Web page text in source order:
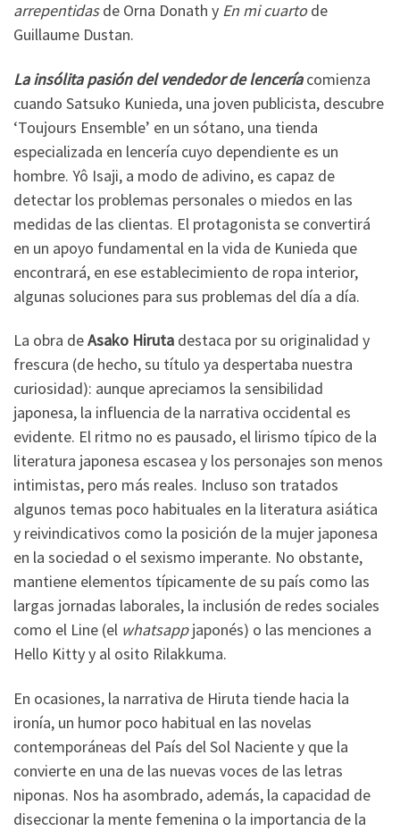
arrepentidasde Orna Donath y En mi cuartode
Guillaume Dustan.
La insólita pasión del vendedor de lencería comienza
cuando Satsuko Kunieda, una joven publicista, descubre
‘Toujours Ensemble’ en un sótano, una tienda
especializada en lencería cuyo dependiente es un
hombre. Yô Isaji, a modo de adivino, es capaz de
detectar los problemas personales o miedos en las
medidas de las clientas. El protagonista se convertirá
en un apoyo fundamental en la vida de Kunieda que
encontrará, en ese establecimiento de ropa interior,
algunas soluciones para sus problemas del día a día.
La obra deAsako Hiruta destaca por su originalidad y
frescura (de hecho, su título ya despertaba nuestra
curiosidad): aunque apreciamos la sensibilidad
japonesa, la influencia de la narrativa occidental es
evidente. El ritmo no es pausado, el lirismo típico de la
literatura japonesa escasea y los personajes son menos
intimistas, pero más reales. Incluso son tratados
algunos temas poco habituales en la literatura asiática
y reivindicativos como la posición de la mujer japonesa
en la sociedad o el sexismo imperante. No obstante,
mantiene elementos típicamente de su país como las
largas jornadas laborales, la inclusión de redes sociales
como el Line (el whatsappjaponés) o las menciones a
Hello Kitty y al osito Rilakkuma.
En ocasiones, la narrativa de Hiruta tiende hacia la
ironía, un humor poco habitual en las novelas
contemporáneas del País del Sol Naciente y que la
convierte en una de las nuevas voces de las letras
niponas. Nos ha asombrado, además, la capacidad de
diseccionar la mente femenina o la importancia de la